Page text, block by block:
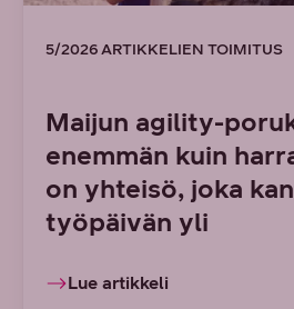
5/2026 ARTIKKELIEN TOIMITUS
Maijun agility-
enemmän kuin
on yhteisö, joka
työpäivän yli
Lue artikkeli